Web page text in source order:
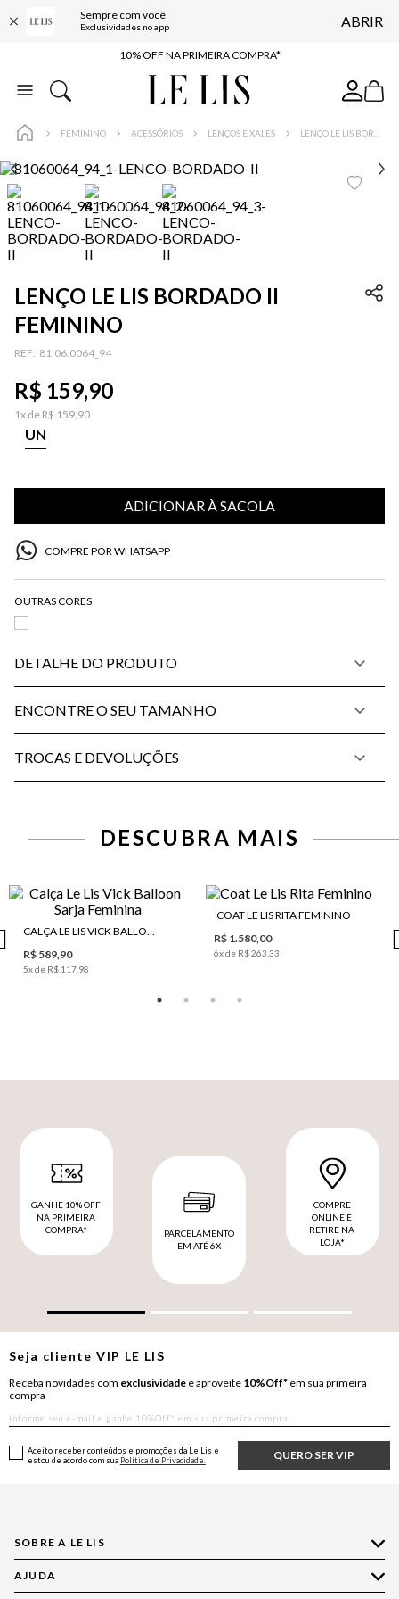
Sempre com você
Exclusividades no app ABRIR
BAIXE O APP
10% OFF NA PRIMEIRA COMPRA*
COMPRE ONLINE E RETIRE EM LOJA*
BAIXE O APP
10% OFF NA PRIMEIRA COMPRA*
FEMININO ACESSÓRIOS LENÇOS E XALES
LENÇO LE LIS BORDADO II
FEMININO
: 81.06.0064_94
R$ 159,90
1x de R$ 159,90
UN
ADICIONAR À SACOLA
COMPRE POR WHATSAPP
DETALHE DO PRODUTO
ENCONTRE O SEU TAMANHO
TROCAS E DEVOLUÇÕES
DESCUBRA MAIS
CALÇA LE LIS VICK BALLOON SARJA FEMININA
R$ 589,90
5x de R$ 117,98
COAT LE LIS RITA FEMININO
R$ 1.580,00
6x de R$ 263,33
GANHE 10% OFF
NA PRIMEIRA
COMPRA*
PARCELAMENTO
EM ATÉ 6X
COMPRE
ONLINE E
RETIRE NA
LOJA*
Seja clienteVIP LE LIS
Receba novidades com exclusividade e aproveite 10%Off* em sua primeira
compra
QUERO SER VIP
Aceito receber conteúdos e promoções da Le Lis e
estou de acordo com sua Política de Privacidade.
SOBRE A LE LIS
Quem Somos
AJUDA